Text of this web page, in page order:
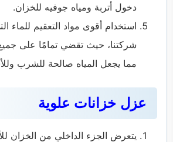
دخول أتربة ومياه جوفيه للخزان.
استخدام أقوى مواد التعقيم للماء
شركتنا، حيث تقضي تمامًا على جميع
مما يجعل المياه صالحة للشرب
عزل خزانات علوية
يتعرض الجزء الداخلي من الخزان